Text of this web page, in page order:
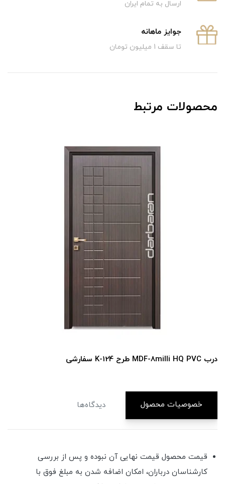
ارسال به تمام ایران
جوایز ماهانه
تا سقف 1 میلیون تومان
محصولات مرتبط
درب MDF-8milli HQ PVC طرح K-124 سفارشی
خصوصیات محصول دیدگاه‌ها
قیمت محصول قیمت نهایی آن نبوده و پس از بررسی
کارشناسان درباران، امکان اضافه شدن به مبلغ فوق با